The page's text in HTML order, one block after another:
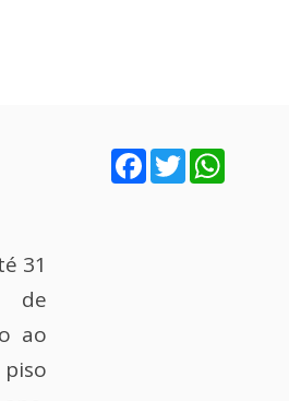
Facebook
Twitter
31
de
ao